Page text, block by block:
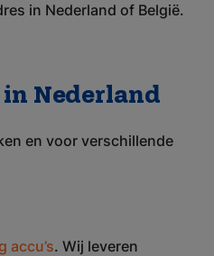
in Nederland of België.
Nederland
en voor verschillende
accu’s. Wij leveren